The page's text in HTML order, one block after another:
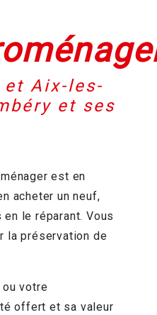
et Aix-les-
et ses
est en
acheter un neuf,
le réparant. Vous
la préservation de
ou votre
offert et sa valeur